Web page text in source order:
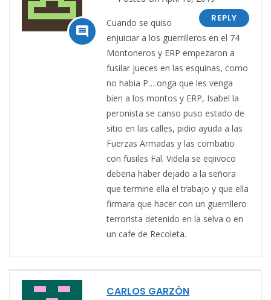

REPLY
Cuando se quiso
enjuiciar a los guerrilleros en el 74
Montoneros y ERP empezaron a
fusilar jueces en las esquinas, como
no habia P….onga que les venga
bien a los montos y ERP, Isabel la
peronista se canso puso estado de
sitio en las calles, pidio ayuda a las
Fuerzas Armadas y las combatio
con fusiles Fal. Videla se eqiivoco
deberia haber dejado a la señora
que termine ella el trabajo y que ella
firmara que hacer con un guerrillero
terrorista detenido en la selva o en
un cafe de Recoleta.
CARLOS GARZÒN